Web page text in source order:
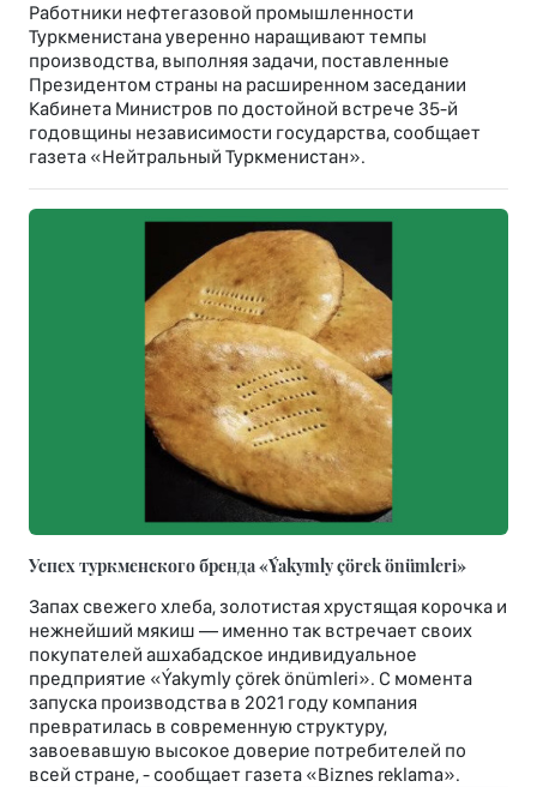
Работники нефтегазовой промышленности
Туркменистана уверенно наращивают темпы
производства, выполняя задачи, поставленные
Президентом страны на расширенном заседании
Кабинета Министров по достойной встрече 35-й
годовщины независимости государства, сообщает
газета «Нейтральный Туркменистан».
Успех туркменского бренда «Ýakymly çörek önümleri»
Запах свежего хлеба, золотистая хрустящая корочка и
нежнейший мякиш — именно так встречает своих
покупателей ашхабадское индивидуальное
предприятие «Ýakymly çörek önümleri». С момента
запуска производства в 2021 году компания
превратилась в современную структуру,
завоевавшую высокое доверие потребителей по
всей стране, - сообщает газета «Biznes reklama».